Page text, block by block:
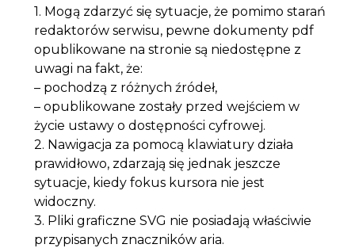
1. Mogą zdarzyć się sytuacje, że pomimo starań
redaktorów serwisu, pewne dokumenty pdf
opublikowane na stronie są niedostępne z
uwagi na fakt, że:
– pochodzą z różnych źródeł,
– opublikowane zostały przed wejściem w
życie ustawy o dostępności cyfrowej.
2. Nawigacja za pomocą klawiatury działa
prawidłowo, zdarzają się jednak jeszcze
sytuacje, kiedy fokus kursora nie jest
widoczny.
3. Pliki graficzne SVG nie posiadają właściwie
przypisanych znaczników aria.